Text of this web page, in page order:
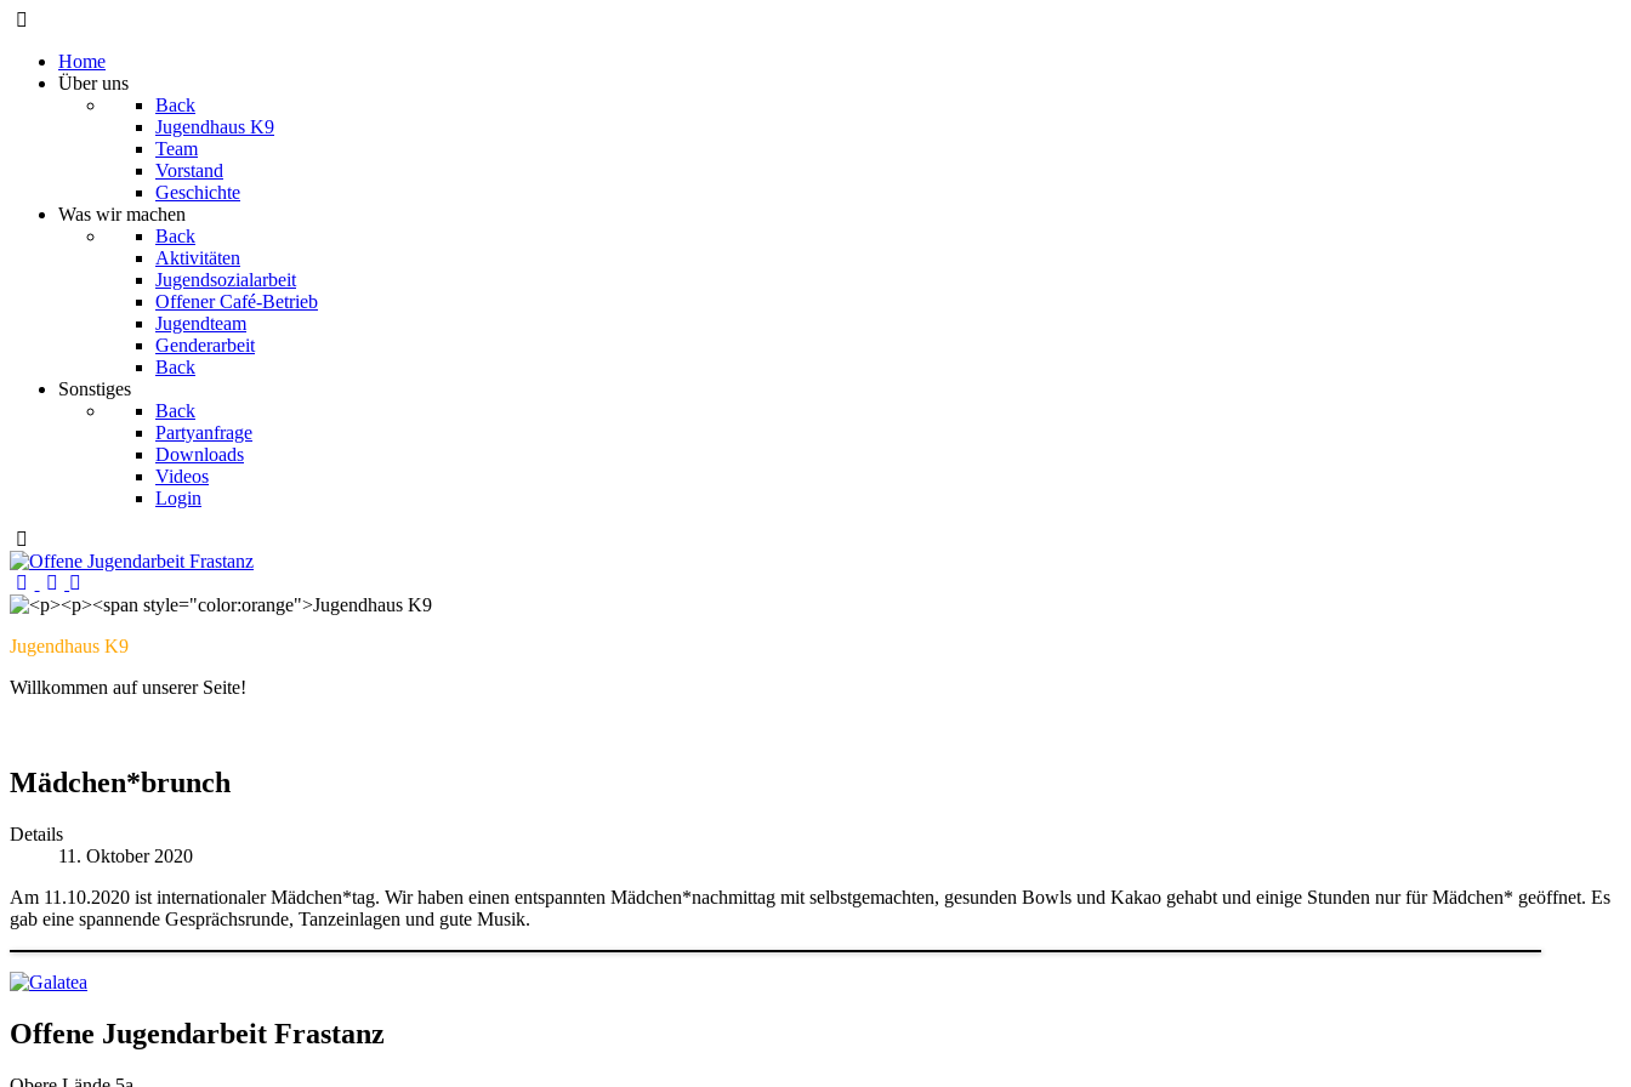
Home
Über uns
Back
Jugendhaus K9
Team
Vorstand
Geschichte
Was wir machen
Back
Aktivitäten
Jugendsozialarbeit
Offener Café-Betrieb
Jugendteam
Genderarbeit
Back
Sonstiges
Back
Partyanfrage
Downloads
Videos
Login
Jugendhaus K9
Willkommen auf unserer Seite!
Mädchen*brunch
Details
11. Oktober 2020
Am 11.10.2020 ist internationaler Mädchen*tag. Wir haben einen entspannten Mädchen*nachmittag mit selbstgemachten, gesunden Bowls und Kakao gehabt und einige Stunden nur für Mädchen* geöffnet. Es
gab eine spannende Gesprächsrunde, Tanzeinlagen und gute Musik.
Offene Jugendarbeit Frastanz